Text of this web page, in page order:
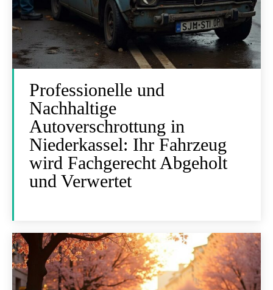
Professionelle und
Nachhaltige
Autoverschrottung in
Niederkassel: Ihr Fahrzeug
wird Fachgerecht Abgeholt
und Verwertet